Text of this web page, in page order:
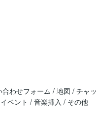
わせフォーム / 地図 / チャッ
ベント / 音楽挿入 / その他